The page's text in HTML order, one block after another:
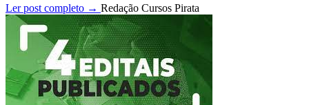
Ler post completo → Redação Cursos Pirata